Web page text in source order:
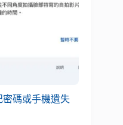
密碼或手機遺失